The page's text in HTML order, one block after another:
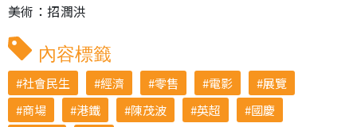
美術：招潤洪
內容標籤
社會民生 經濟 零售 電影
展覽
商場
港鐵 陳茂波 英超
國慶